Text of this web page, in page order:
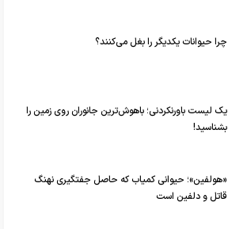
چرا حیوانات یکدیگر را بغل می‌کنند؟
یک لیست باورنکردنی؛ باهوش‌ترین جانوران روی زمین را
بشناسید!
«هولفین»؛ حیوانی کمیاب که حاصل جفتگیری نهنگ
قاتل و دلفین است